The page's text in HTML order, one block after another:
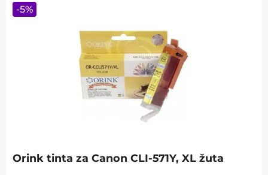
Orink tinta za Canon CLI-571Y, XL žuta
-5%